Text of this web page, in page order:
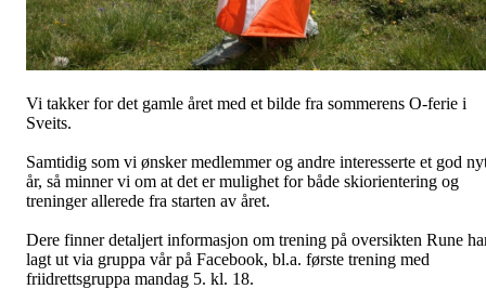
Vi takker for det gamle året med et bilde fra sommerens O-ferie i
Sveits.
Samtidig som vi ønsker medlemmer og andre interesserte et god
år, så minner vi om at det er mulighet for både skiorientering og
treninger allerede fra starten av året.
Dere finner detaljert informasjon om trening på oversikten Rune
lagt ut via gruppa vår på Facebook, bl.a. første trening med
friidrettsgruppa mandag 5. kl. 18.